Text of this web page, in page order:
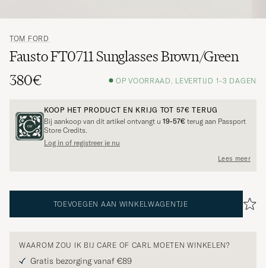
TOM FORD
Fausto FT0711 Sunglasses Brown/Green
380€
OP VOORRAAD, LEVERTIJD 1-3 DAGEN
KOOP HET PRODUCT EN KRIJG TOT 57€ TERUG
Bij aankoop van dit artikel ontvangt u 19-57€ terug aan Passport
Store Credits.
Log in of registreer je nu
Lees meer
TOEVOEGEN AAN WINKELWAGENTJE
WAAROM ZOU IK BIJ CARE OF CARL MOETEN WINKELEN?
Gratis bezorging vanaf €89